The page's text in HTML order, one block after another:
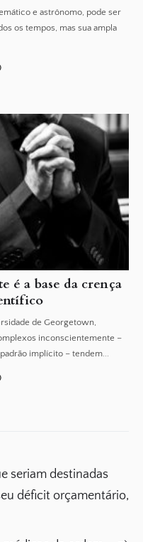
e astrônomo, pode ser
os tempos, mas sua ampla
é a base da crença
de Georgetown,
inconscientemente –
implícito – tendem...
seriam destinadas
déficit orçamentário,